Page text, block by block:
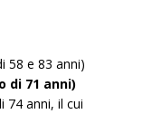
58 e 83 anni)
di 71 anni)
74 anni, il cui